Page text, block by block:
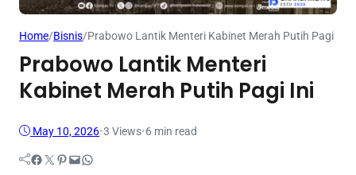
Home/Bisnis/Prabowo Lantik Menteri Kabinet Merah Putih Pagi Ini
Prabowo Lantik Menteri
Kabinet Merah Putih Pagi Ini
May 10, 2026•3 Views•6 min read
Facebook Twitter Pinterest Mail WhatsApp